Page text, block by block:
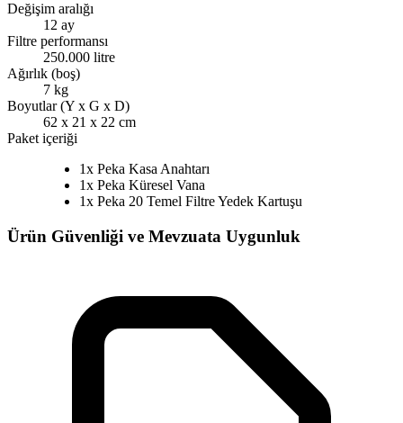
Değişim aralığı
12 ay
Filtre performansı
250.000 litre
Ağırlık (boş)
7 kg
Boyutlar (Y x G x D)
62 x 21 x 22 cm
Paket içeriği
1x Peka Kasa Anahtarı
1x Peka Küresel Vana
1x Peka 20 Temel Filtre Yedek Kartuşu
Ürün Güvenliği ve Mevzuata Uygunluk